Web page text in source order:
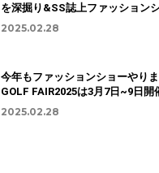
を深掘り&SS誌上ファッションシ
2025.02.28
今年もファッションショーやり
GOLF FAIR2025は3月7日~9日開
2025.02.28